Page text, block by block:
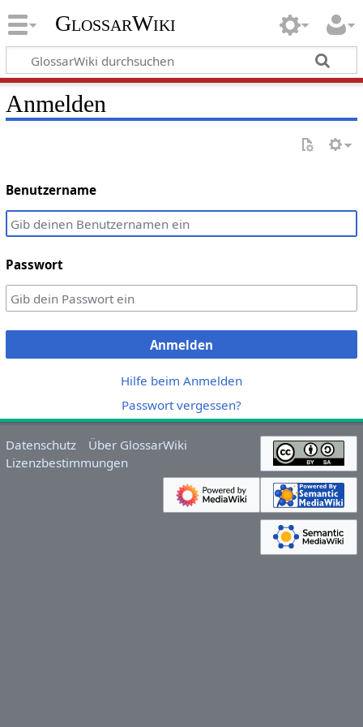
GlossarWiki
Anmelden
Benutzername
Passwort
Anmelden
Hilfe beim Anmelden
Passwort vergessen?
Datenschutz
Über GlossarWiki
Lizenzbestimmungen